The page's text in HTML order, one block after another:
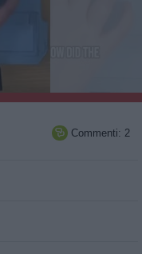
 Commenti: 2